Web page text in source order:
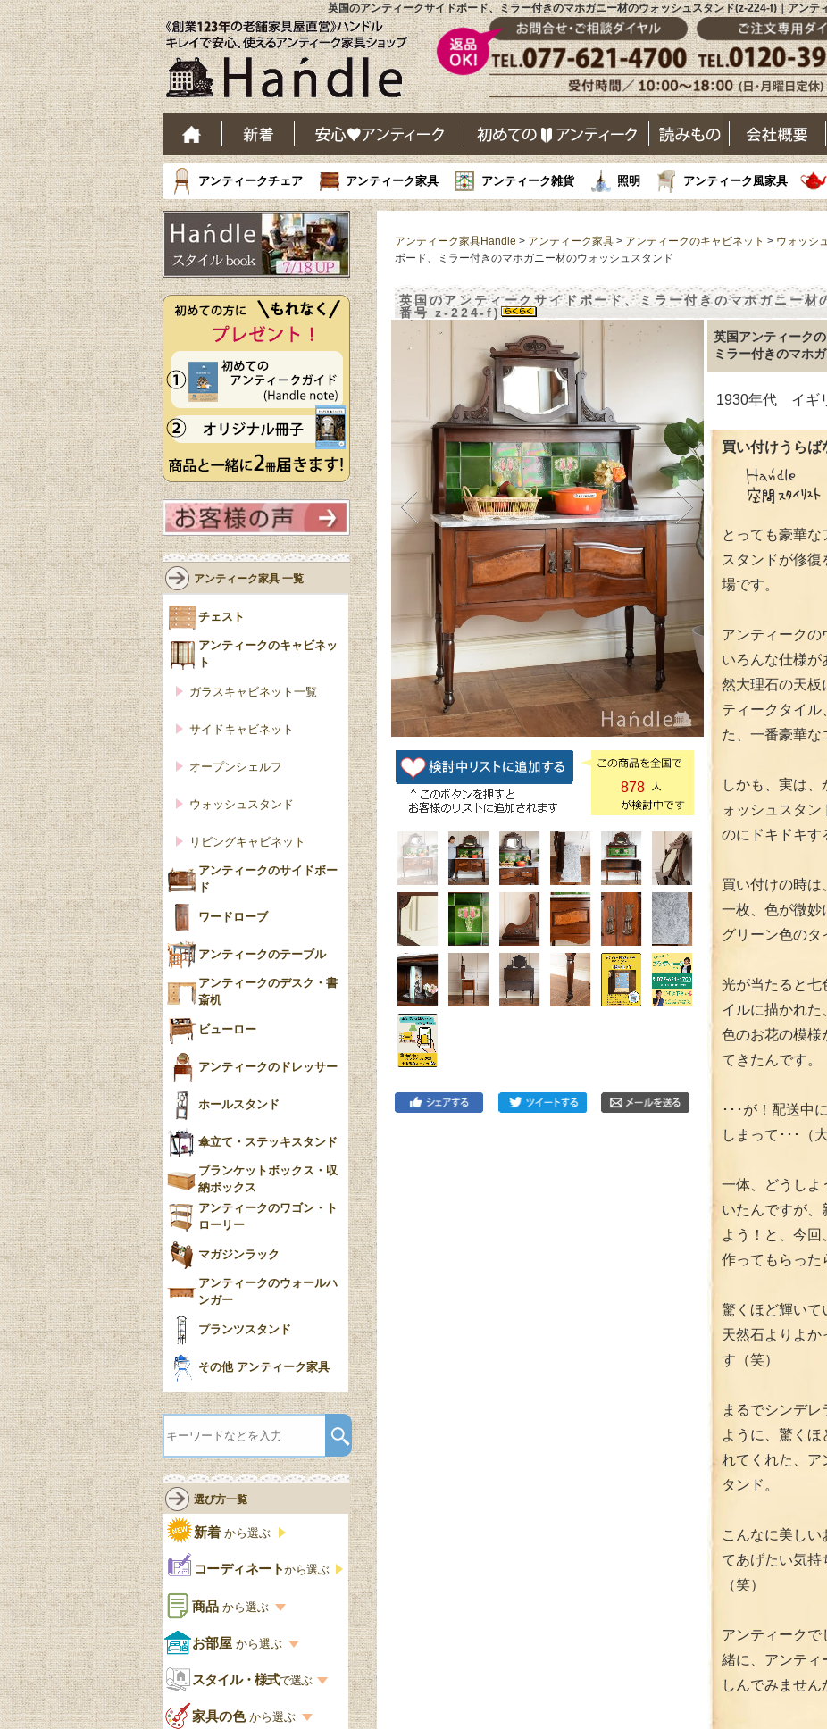
英国のアンティークサイドボード、ミラー付きのマホガニー材のウォッシュスタンド(z-224-f)｜アンテ
アンティークチェア アンティーク家具 アンティーク雑貨 照明 アンティーク風家具
アンティーク家具Handle > アンティーク家具 > アンティークのキャビネット > ウォッシ
ボード、ミラー付きのマホガニー材のウォッシュスタンド
英国のアンティークサイドボード、ミラー付きのマホガニー
番号 z-224-f)
878
英国アンティーク
ミラー付きのマホ
1930年代 イギ
買い付けうらば
とっても豪華な
スタンドが修
場です。
アンティークの
いろんな仕様が
然大理石の天板
ティークタイル
た、一番豪華
しかも、実は
ォッシュスタ
のにドキドキす
買い付けの時は
一枚、色が微妙
グリーン色の
光が当たると七
イルに描かれた
色のお花の模様
てきたんです。
･･･が！配送中
しまって･･･（大
一体、どうしよ
いたんですが、
よう！と、今回
作ってもらっ
驚くほど輝いて
天然石よりよか
す（笑）
まるでシンデ
ように、驚くほ
れてくれた、ア
タンド。
こんなに美し
てあげたい気持
（笑）
アンティークで
緒に、アンティ
しんでみません
アンティーク家具 一覧
チェスト
アンティークのキャビネッ
ト
ガラスキャビネット一覧
サイドキャビネット
オープンシェルフ
ウォッシュスタンド
リビングキャビネット
アンティークのサイドボー
ド
ワードローブ
アンティークのテーブル
アンティークのデスク・書
斎机
ビューロー
アンティークのドレッサー
ホールスタンド
傘立て・ステッキスタンド
ブランケットボックス・収
納ボックス
アンティークのワゴン・ト
ローリー
マガジンラック
アンティークのウォールハ
ンガー
プランツスタンド
その他 アンティーク家具
選び方一覧
新着 から選ぶ
コーディネートから選ぶ
商品 から選ぶ
商品一覧を見る
収納家具
書棚
お部屋 から選ぶ
お部屋から選ぶ一覧
リビング
スタイル・様式で選ぶ
スタイル一覧
家具の色から選ぶ